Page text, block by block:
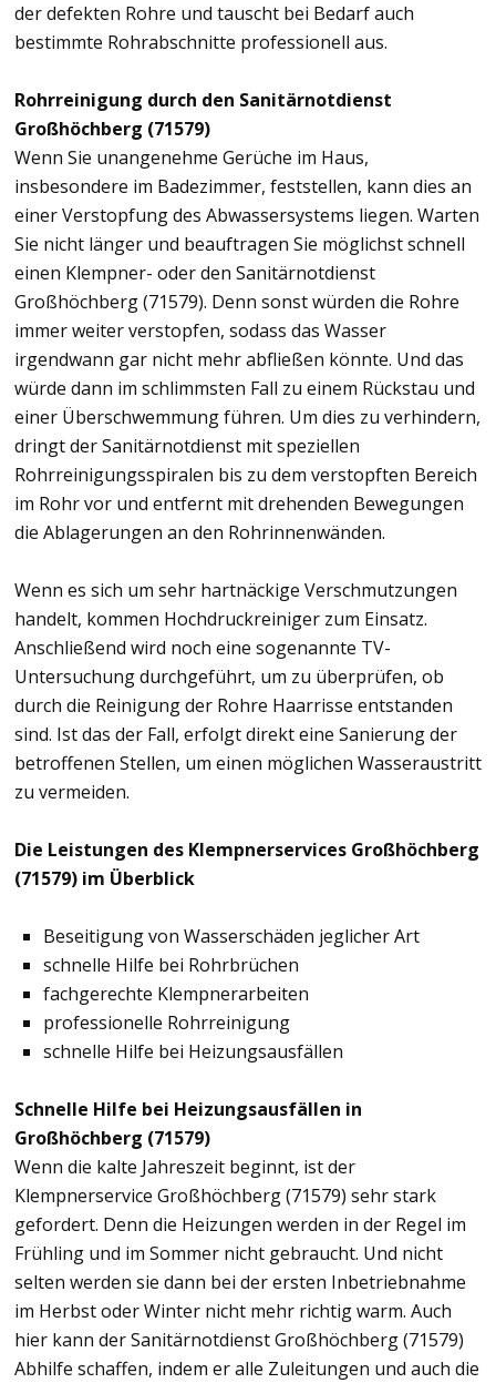
der defekten Rohre und tauscht bei Bedarf auch
bestimmte Rohrabschnitte professionell aus.
Rohrreinigung durch den Sanitärnotdienst
Großhöchberg (71579)
Wenn Sie unangenehme Gerüche im Haus,
insbesondere im Badezimmer, feststellen, kann dies an
einer Verstopfung des Abwassersystems liegen. Warten
Sie nicht länger und beauftragen Sie möglichst schnell
einen Klempner- oder den Sanitärnotdienst
Großhöchberg (71579). Denn sonst würden die Rohre
immer weiter verstopfen, sodass das Wasser
irgendwann gar nicht mehr abfließen könnte. Und das
würde dann im schlimmsten Fall zu einem Rückstau und
einer Überschwemmung führen. Um dies zu verhindern,
dringt der Sanitärnotdienst mit speziellen
Rohrreinigungsspiralen bis zu dem verstopften Bereich
im Rohr vor und entfernt mit drehenden Bewegungen
die Ablagerungen an den Rohrinnenwänden.
Wenn es sich um sehr hartnäckige Verschmutzungen
handelt, kommen Hochdruckreiniger zum Einsatz.
Anschließend wird noch eine sogenannte TV-
Untersuchung durchgeführt, um zu überprüfen, ob
durch die Reinigung der Rohre Haarrisse entstanden
sind. Ist das der Fall, erfolgt direkt eine Sanierung der
betroffenen Stellen, um einen möglichen Wasseraustritt
zu vermeiden.
Die Leistungen des Klempnerservices Großhöchberg
(71579) im Überblick
Beseitigung von Wasserschäden jeglicher Art
schnelle Hilfe bei Rohrbrüchen
fachgerechte Klempnerarbeiten
professionelle Rohrreinigung
schnelle Hilfe bei Heizungsausfällen
Schnelle Hilfe bei Heizungsausfällen in
Großhöchberg (71579)
Wenn die kalte Jahreszeit beginnt, ist der
Klempnerservice Großhöchberg (71579) sehr stark
gefordert. Denn die Heizungen werden in der Regel im
Frühling und im Sommer nicht gebraucht. Und nicht
selten werden sie dann bei der ersten Inbetriebnahme
im Herbst oder Winter nicht mehr richtig warm. Auch
hier kann der Sanitärnotdienst Großhöchberg (71579)
Abhilfe schaffen, indem er alle Zuleitungen und auch die